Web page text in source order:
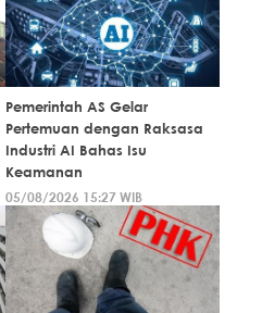
Pemerintah AS Gelar
Pertemuan dengan Raksasa
Industri AI Bahas Isu
Keamanan
05/08/2026 15:27 WIB